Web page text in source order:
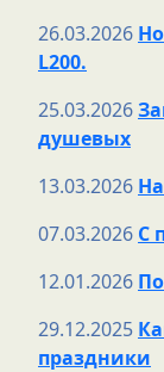
26.03.2026
L200.
25.03.2026
душевых
13.03.2026
07.03.2026 С
12.01.2026
29.12.2025
праздники